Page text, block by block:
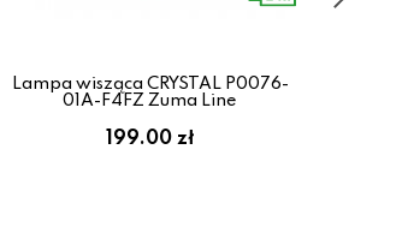
Lampa wisząca CRYSTAL P0076-
01A-F4FZ Zuma Line
199.00 zł